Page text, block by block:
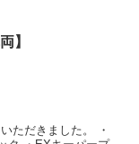
】
ただきました。 ・